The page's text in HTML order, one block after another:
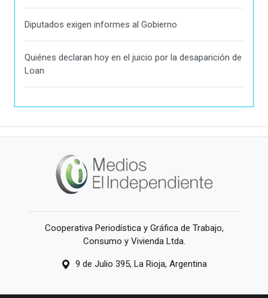
Diputados exigen informes al Gobierno
Quiénes declaran hoy en el juicio por la desaparición de
Loan
Cooperativa Periodística y Gráfica de Trabajo,
Consumo y Vivienda Ltda.
9 de Julio 395, La Rioja, Argentina